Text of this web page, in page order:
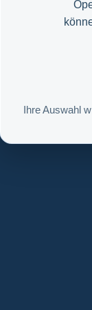
Ihre Auswahl